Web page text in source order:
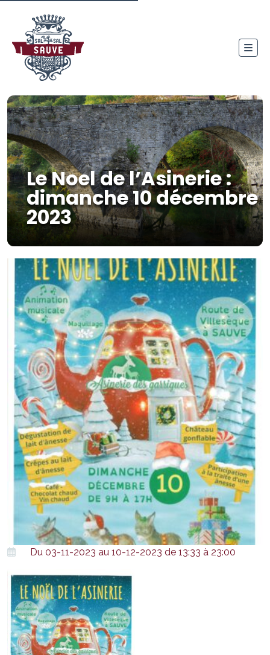
Le Noel de l’Asinerie :
dimanche 10 décembre
2023
Du 03-11-2023 au 10-12-2023 de 13:33 à 23:00